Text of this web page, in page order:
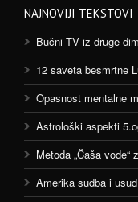
NAJNOVIJI TEKSTOVI
Bučni TV iz druge
12 saveta besmrtne
Opasnost mentalne
Astrološki aspekti
Metoda „Čaša
Amerika sudba i usud